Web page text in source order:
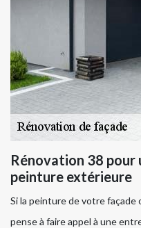
Rénovation 38 pour
peinture extérieure
Si la peinture de votre façade
pense à faire appel à une